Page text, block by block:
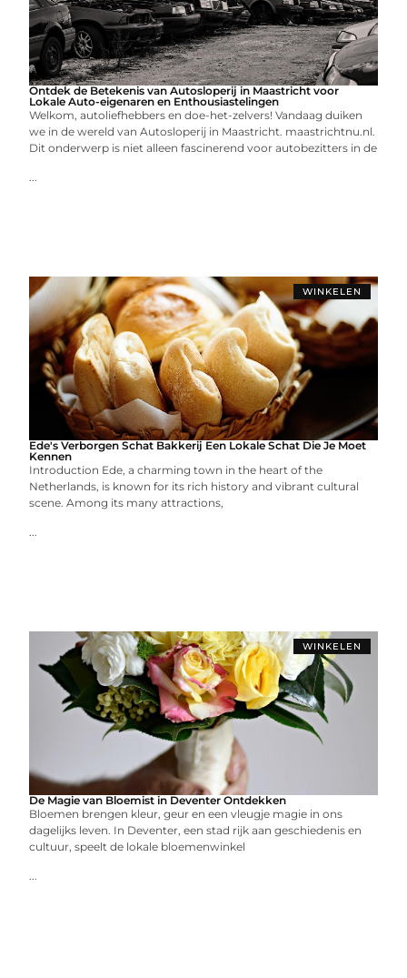
Ontdek de Betekenis van Autosloperij in Maastricht voor
Lokale Auto-eigenaren en Enthousiastelingen
Welkom, autoliefhebbers en doe-het-zelvers! Vandaag duiken
we in de wereld van Autosloperij in Maastricht. maastrichtnu.nl.
Dit onderwerp is niet alleen fascinerend voor autobezitters in de
...
WINKELEN
Ede's Verborgen Schat Bakkerij Een Lokale Schat Die Je Moet
Kennen
Introduction Ede, a charming town in the heart of the
Netherlands, is known for its rich history and vibrant cultural
scene. Among its many attractions,
...
WINKELEN
De Magie van Bloemist in Deventer Ontdekken
Bloemen brengen kleur, geur en een vleugje magie in ons
dagelijks leven. In Deventer, een stad rijk aan geschiedenis en
cultuur, speelt de lokale bloemenwinkel
...